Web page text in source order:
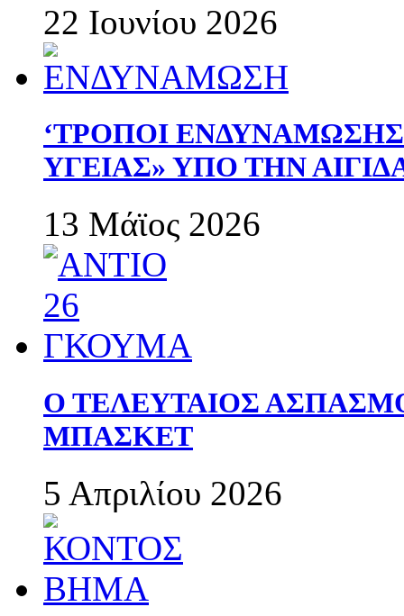
22 Ιουνίου 2026
‘ΤΡΟΠΟΙ
ΥΓΕΙΑΣ» ΥΠΟ ΤΗΝ
13 Μάϊος 2026
Ο ΤΕΛΕΥΤΑΙΟΣ
ΜΠΑΣΚΕΤ
5 Απριλίου 2026